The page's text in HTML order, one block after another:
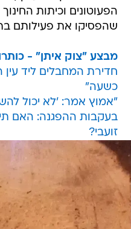
הפעוטונים וכיתות
שהפסיקו את פעילותם
מבצע "צוק איתן" -
חדירת המחבלים ליד
כשעה"
"אמוץ אמר: 'לא יכול
בעקבות ההפגנה: האם
זועבי?